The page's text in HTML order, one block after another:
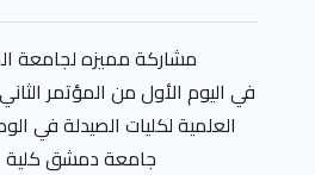
مشاركة مميزه لجامعة
في اليوم الأول من المؤتمر
العلمية لكليات الصيدلة في
جامعة دمشق كلية